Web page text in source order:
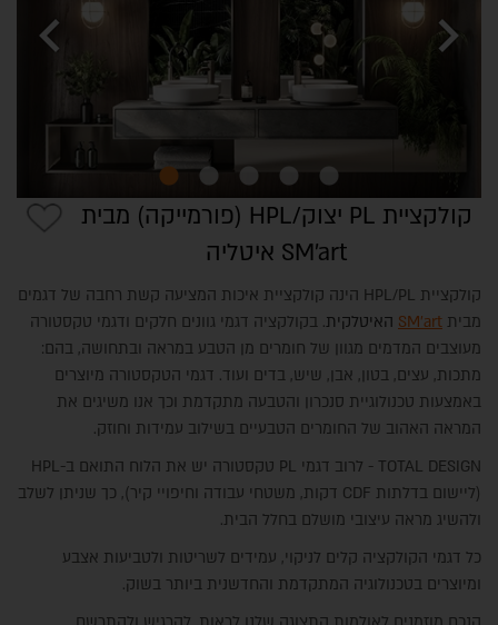
REVEGO | מערכת כיס
chevron_left chevron_right
קולקציית PL יצוק/HPL (פורמייקה) מבית
SM'art איטליה
קולקציית HPL/PL הינה קולקציית איכות המציעה קשת רחבה של דגמים
מבית SM'art האיטלקית. בקולקציה דגמי גוונים חלקים ודגמי טקסטורה
מעוצבים המדמים מגוון של חומרים מן הטבע במראה ובתחושה, בהם:
מתכות, עצים, בטון, אבן, שיש, בדים ועוד. דגמי הטקסטורה מיוצרים
באמצעות טכנולוגיית סנכרון והטבעה מתקדמת וכך אנו משיגים את
המראה האהוב של החומרים הטבעיים בשילוב עמידות וחוזק.
TOTAL DESIGN - לרוב דגמי PL טקסטורה יש את הלוח התואם ב-HPL
(ליישום בדלתות CDF דקות, משטחי עבודה וחיפויי קיר), כך שניתן לשלב
ולהשיג מראה עיצובי מושלם בחלל הבית.
כל דגמי הקולקציה קלים לניקוי, עמידים לשריטות ולטביעות אצבע
ומיוצרים בטכנולוגיה המתקדמת והחדשנית ביותר בשוק.